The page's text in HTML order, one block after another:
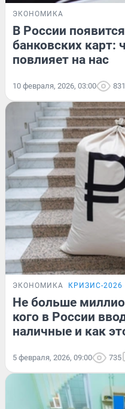
ЭКОНОМИКА
В России
банковских карт:
повлияет на нас
10 февраля, 2026, 03:00 831
ЭКОНОМИКА КРИЗИС-2026
Не больше
кого в России
наличные и как
5 февраля, 2026, 09:00 735